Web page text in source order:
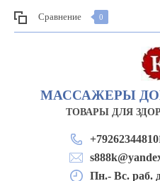
Сравнение 0
МАССАЖЕРЫ
ТОВАРЫ ДЛЯ
+79262344810
Пн.- Вс. раб.